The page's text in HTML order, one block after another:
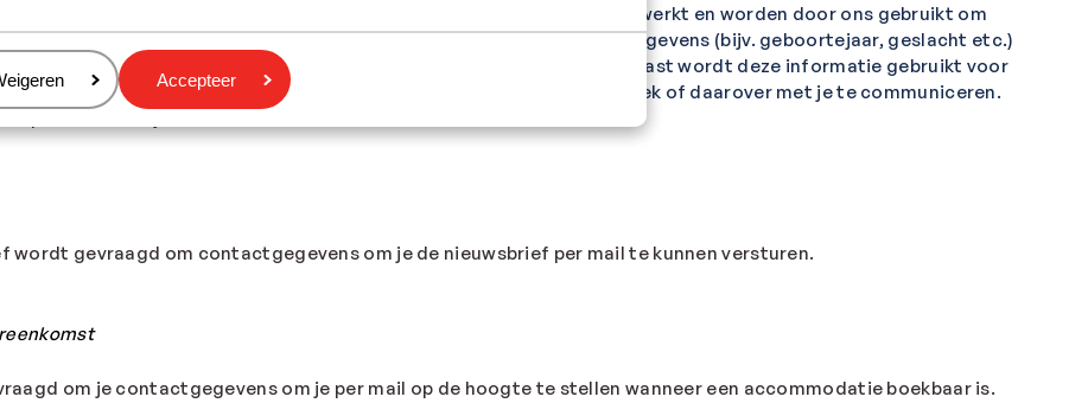
Accepteer
van het onderzoek worden enkel op geaggregeerd niveau verwerkt en worden door ons gebruikt om
Er wordt nooit op individueel niveau gerapporteerd. Persoonsgegevens (bijv. geboortejaar, geslacht etc.)
om specifieke groepen leden uit te nodigen voor onderzoek. Daarnaast wordt deze informatie gebruikt voor
We gebruiken jouw e-mailadres om je uit te nodigen voor onderzoek of daarover met je te communiceren.
uitschrijven.
wordt gevraagd om contactgegevens om je de nieuwsbrief per mail te kunnen versturen.
om je contactgegevens om je per mail op de hoogte te stellen wanneer een accommodatie boekbaar is.